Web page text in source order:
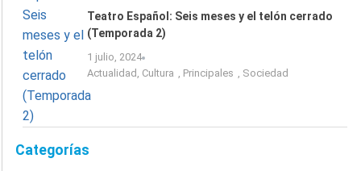
Teatro Español: Seis meses y el telón cerrado
(Temporada 2)
1 julio, 2024
Actualidad , Cultura , Principales , Sociedad
Categorías